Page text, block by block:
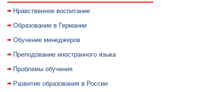
Нравственное воспитание
Образование в Германии
Обучение менеджеров
Преподование иностранного языка
Проблемы обучения
Развитие образования в России